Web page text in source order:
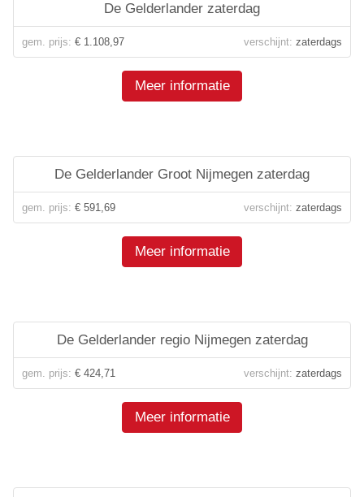
De Gelderlander zaterdag
gem. prijs: € 1.108,97 verschijnt: zaterdags
Meer informatie
De Gelderlander Groot Nijmegen zaterdag
gem. prijs: € 591,69 verschijnt: zaterdags
Meer informatie
De Gelderlander regio Nijmegen zaterdag
gem. prijs: € 424,71 verschijnt: zaterdags
Meer informatie